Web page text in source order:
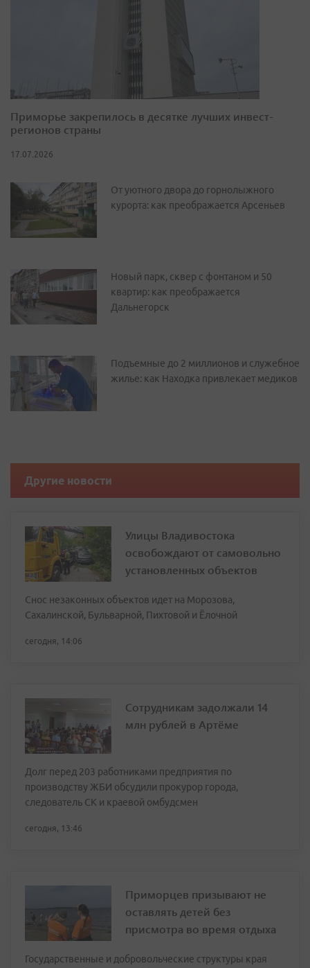
Приморье закрепилось в десятке лучших инвест-
регионов страны
17.07.2026
От уютного двора до горнолыжного
курорта: как преображается Арсеньев
Новый парк, сквер с фонтаном и 50
квартир: как преображается
Дальнегорск
Подъемные до 2 миллионов и служебное
жилье: как Находка привлекает медиков
Другие новости
Улицы Владивостока
освобождают от самовольно
установленных объектов
Снос незаконных объектов идет на Морозова,
Сахалинской, Бульварной, Пихтовой и Ёлочной
сегодня, 14:06
Сотрудникам задолжали 14
млн рублей в Артёме
Долг перед 203 работниками предприятия по
производству ЖБИ обсудили прокурор города,
следователь СК и краевой омбудсмен
сегодня, 13:46
Приморцев призывают не
оставлять детей без
присмотра во время отдыха
Государственные и добровольческие структуры края